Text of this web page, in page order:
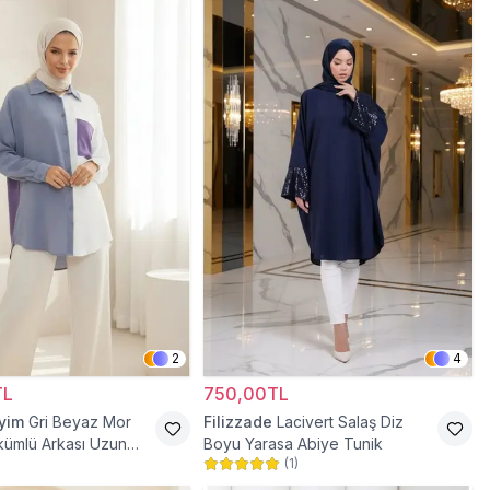
2
Gri Beyaz Mor
Arkası Uzun
4
750,00TL
Filizzade Lacivert Salaş Diz
Boyu Yarasa Abiye Tunik
(1)